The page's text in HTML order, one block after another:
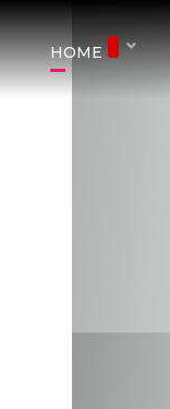
HOME